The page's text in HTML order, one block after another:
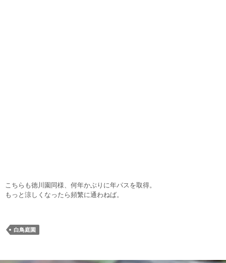
こちらも徳川園同様、何年かぶりに年パスを取得。
もっと涼しくなったら頻繁に通わねば。
白鳥庭園